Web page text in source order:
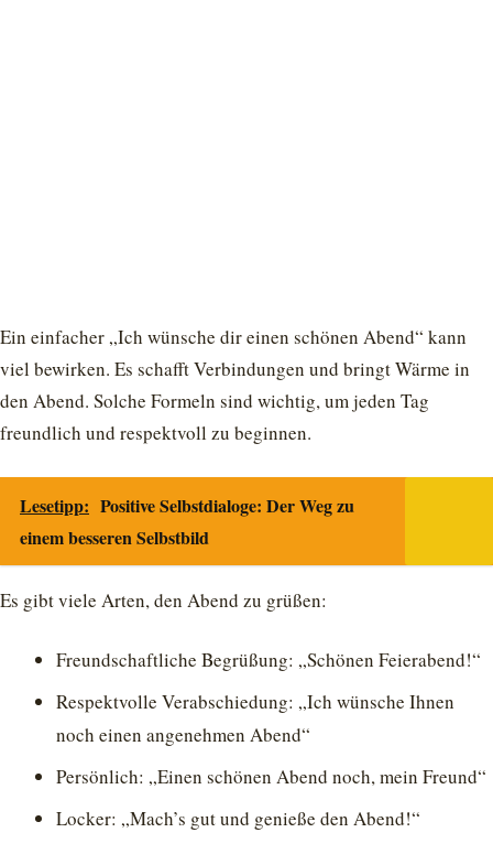
Ein einfacher „Ich wünsche dir einen schönen Abend“ kann
viel bewirken. Es schafft Verbindungen und bringt Wärme in
den Abend. Solche Formeln sind wichtig, um jeden Tag
freundlich und respektvoll zu beginnen.
Lesetipp: Positive Selbstdialoge: Der Weg zu
einem besseren Selbstbild
Es gibt viele Arten, den Abend zu grüßen:
Freundschaftliche Begrüßung: „Schönen Feierabend!“
Respektvolle Verabschiedung: „Ich wünsche Ihnen
noch einen angenehmen Abend“
Persönlich: „Einen schönen Abend noch, mein Freund“
Locker: „Mach’s gut und genieße den Abend!“